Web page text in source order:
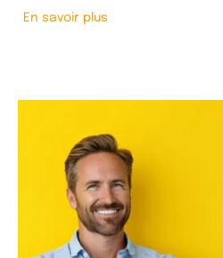
En savoir plus